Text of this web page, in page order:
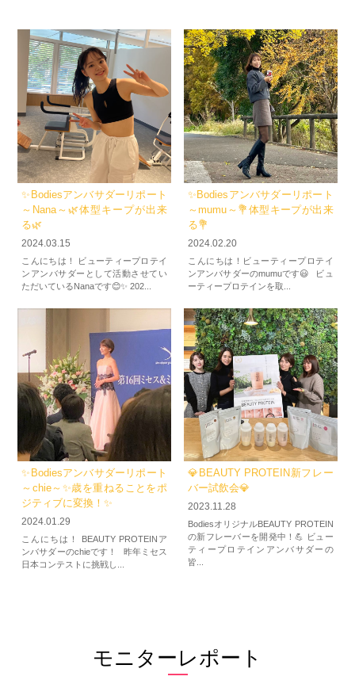
✨Bodiesアンバサダーリポート
～Nana～🌿体型キープが出来
る🌿
2024.03.15
こんにちは！ ビューティープロテイ
ンアンバサダーとして活動させてい
ただいているNanaです😊✨ 202...
✨Bodiesアンバサダーリポート
～mumu～💐体型キープが出来
る💐
2024.02.20
こんにちは！ビューティープロテイ
ンアンバサダーのmumuです😃 ビュ
ーティープロテインを取...
✨Bodiesアンバサダーリポート
～chie～✨歳を重ねることをポ
ジティブに変換！✨
2024.01.29
こんにちは！ BEAUTY PROTEINア
ンバサダーのchieです！ 昨年ミセス
日本コンテストに挑戦し...
💎BEAUTY PROTEIN新フレー
バー試飲会💎
2023.11.28
BodiesオリジナルBEAUTY PROTEIN
の新フレーバーを開発中！💪 ビュー
ティープロテインアンバサダーの
皆...
モニターレポート